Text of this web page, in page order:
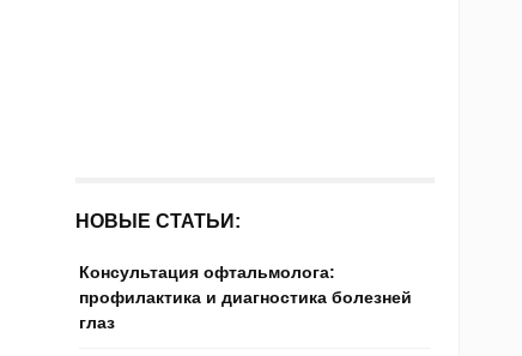
НОВЫЕ СТАТЬИ:
Консультация офтальмолога:
профилактика и диагностика болезней
глаз